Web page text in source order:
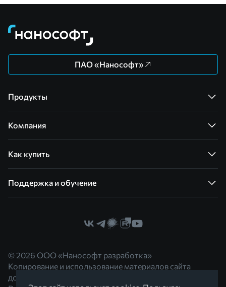
ПАО «Нанософт»
Продукты
Компания
Как купить
Поддержка и обучение
© 2026 ООО «Нанософт разработка»
Копирование и использование материалов сайта
допускается с согласия правообладателя.